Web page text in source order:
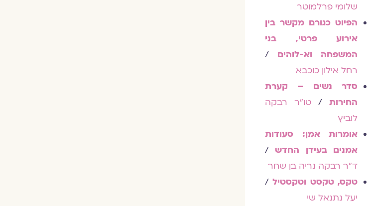
שלומי פרלמוטר
הפיוט כגורם מקשר בין
אירוע פרטי, בני
המשפחה וא-לוהים
/
רחל אילון כוכבא
סדר נשים – קערת
החירות / טו"ר רבקה
לוביץ
אומרות אמן: סעודות
אמנים בעידן החדש/
ד"ר רבקה נריה בן שחר
טקס, טקסט וטקסטיל/
יעל נתנאל שי